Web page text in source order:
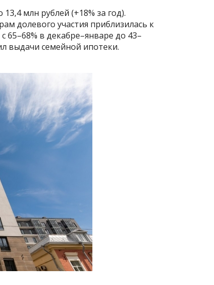
млн рублей (+18% за год).
долевого участия приблизилась к
65–68% в декабре–январе до 43–
выдачи семейной ипотеки.